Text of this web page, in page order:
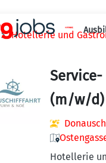
Hotellerie und
(m/w/d)
Hotellerie